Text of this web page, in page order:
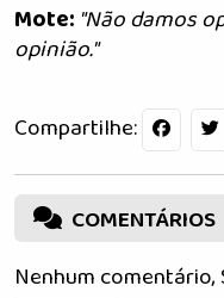
Mote:"Não damos
opinião."
Compartilhe:
COMENTÁRIOS
Nenhum